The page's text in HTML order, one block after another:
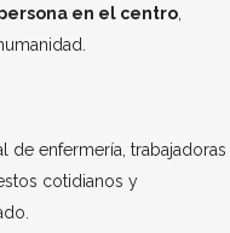
en el centro
de enfermería, trabajadoras
cotidianos y